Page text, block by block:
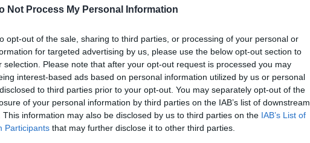
Not Process My Personal Information
opt-out of the sale, sharing to third parties, or processing of your personal or
for targeted advertising by us, please use the below opt-out section to
selection. Please note that after your opt-out request is processed you may
interest-based ads based on personal information utilized by us or personal
to third parties prior to your opt-out. You may separately opt-out of the
of your personal information by third parties on the IAB’s list of downstream
This information may also be disclosed by us to third parties on the IAB’s List of
Participants that may further disclose it to other third parties.